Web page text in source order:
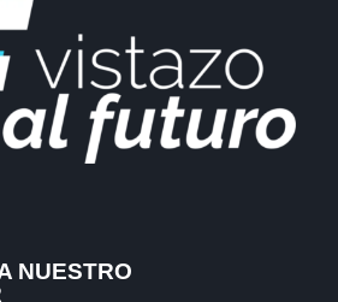
NUESTRO